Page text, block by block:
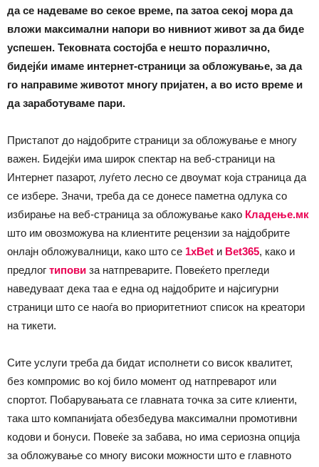
да се надеваме во секое време, па затоа секој мора да
вложи максимални напори во нивниот живот за да биде
успешен. Тековната состојба е нешто поразлично,
бидејќи имаме интернет-страници за обложување, за да
го направиме животот многу пријатен, а во исто време и
да заработуваме пари.
Пристапот до најдобрите страници за обложување е многу
важен. Бидејќи има широк спектар на веб-страници на
Интернет пазарот, луѓето лесно се двоумат која страница да
се избере. Значи, треба да се донесе паметна одлука со
избирање на веб-страница за обложување како Кладење.мк
што им овозможува на клиентите рецензии за најдобрите
онлајн обложувалници, како што се 1xBet и Bet365, како и
предлог типови за натпреварите. Повеќето прегледи
наведуваат дека таа е една од најдобрите и најсигурни
страници што се наоѓа во приоритетниот список на креатори
на тикети.
Сите услуги треба да бидат исполнети со висок квалитет,
без компромис во кој било момент од натпреварот или
спортот. Побарувањата се главната точка за сите клиенти,
така што компанијата обезбедува максимални промотивни
кодови и бонуси. Повеќе за забава, но има сериозна опција
за обложување со многу високи можности што е главното